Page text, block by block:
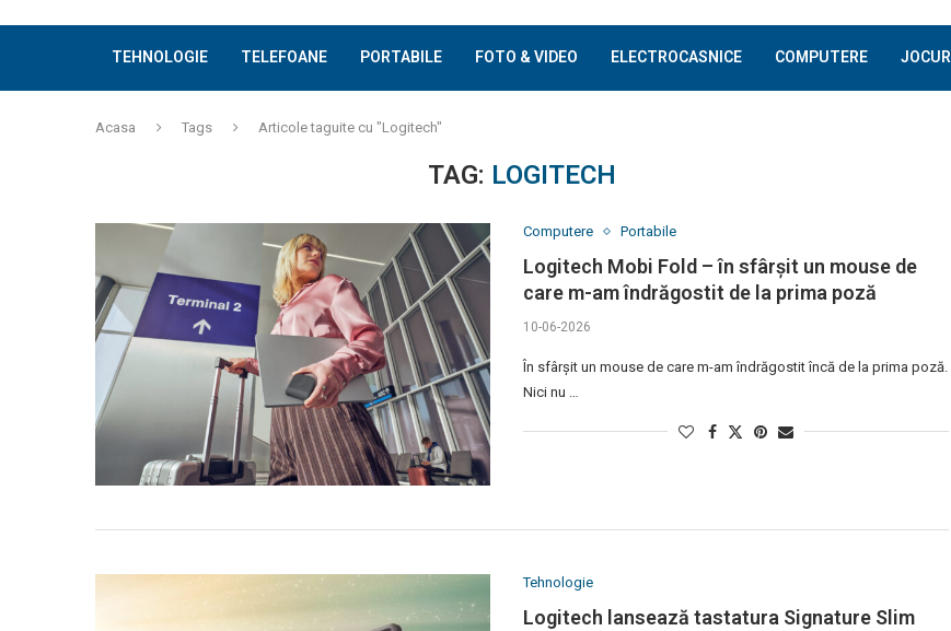
TEHNOLOGIE TELEFOANE PORTABILE FOTO & VIDEO ELECTROCASNICE COMPUTERE JOCURI
Acasa Tags Articole taguite cu "Logitech"
TAG: LOGITECH
Computere Portabile
Logitech Mobi Fold – în sfârșit un mouse de
care m-am îndrăgostit de la prima poză
10-06-2026
În sfârșit un mouse de care m-am îndrăgostit încă de la prima poză.
Nici nu …
Tehnologie
Logitech lansează tastatura Signature Slim